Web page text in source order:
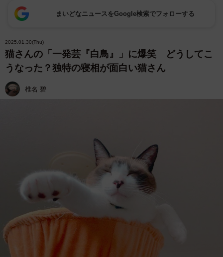
まいどなニュースをGoogle検索でフォローする
2025.01.30(Thu)
猫さんの「一発芸『白鳥』」に爆笑 どうしてこ
うなった？独特の寝相が面白い猫さん
椎名 碧